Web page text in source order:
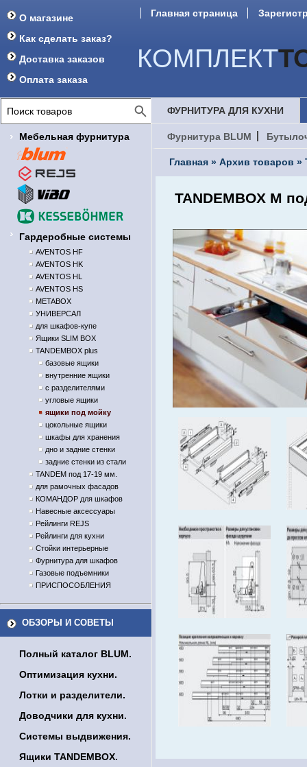
О магазине
Как сделать заказ?
Доставка заказов
Оплата заказа
Главная страница
КОМПЛЕКТ
Мебельная фурнитура
Гардеробные системы
AVENTOS HF
AVENTOS HK
AVENTOS HL
AVENTOS HS
METABOX
УНИВЕРСАЛ
для шкафов-купе
Ящики SLIM BOX
TANDEMBOX plus
базовые ящики
внутренние ящики
с разделителями
угловые ящики
ящики под мойку
цокольные ящики
шкафы для хранения
дно и задние стенки
задние стенки из стали
TANDEM под 17-19 мм.
для рамочных фасадов
КОМАНДОР для шкафов
Навесные аксессуары
Рейлинги REJS
Рейлинги для кухни
Стойки интерьерные
Фурнитура для шкафов
Газовые подъемники
ПРИСПОСОБЛЕНИЯ
ОБЗОРЫ И СОВЕТЫ
Полный каталог BLUM.
Оптимизация кухни.
Лотки и разделители.
Доводчики для кухни.
Системы выдвижения.
Ящики TANDEMBOX.
ФУРНИТУРА ДЛЯ КУХНИ
Фурнитура BLUM
Главная » Архив товаров »
TANDEMBOX M